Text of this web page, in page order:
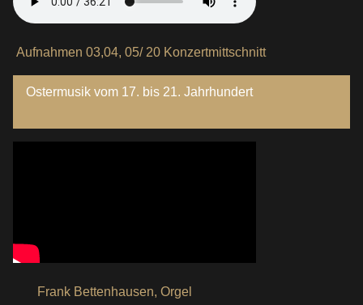
Aufnahmen 03,04, 05/ 20 Konzertmittschnitt
Ostermusik vom 17. bis 21. Jahrhundert
Frank Bettenhausen, Orgel